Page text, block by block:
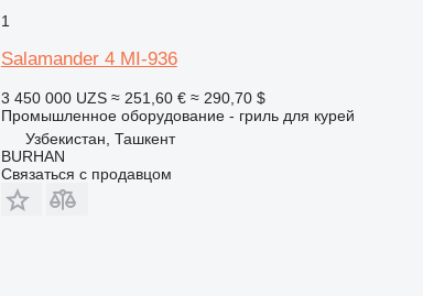
1
Salamander 4 MI-936
3 450 000 UZS ≈ 251,60 € ≈ 290,70 $
Промышленное оборудование - гриль для курей
Узбекистан, Ташкент
BURHAN
Связаться с продавцом